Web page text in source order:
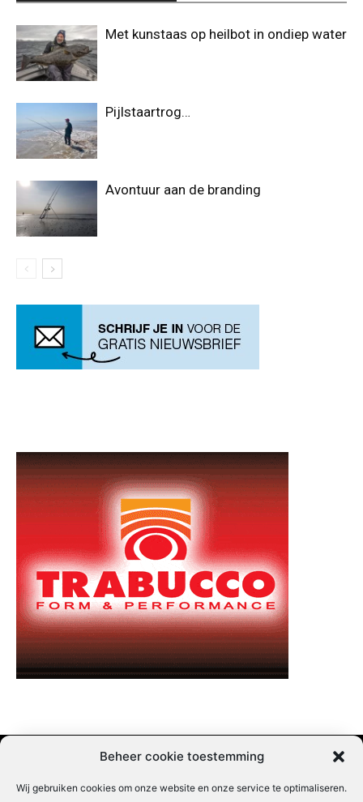
Beheer cookie toestemming
Wij gebruiken cookies om onze website en onze service te optimaliseren.
Met kunstaas op heilbot in ondiep water
Pijlstaartrog…
Avontuur aan de branding